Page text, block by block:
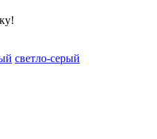
светло-серый